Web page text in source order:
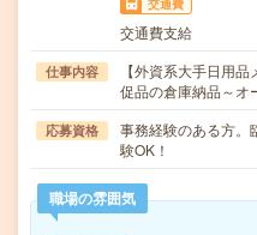
交通費
交通費支給
仕事内容
【外資系大手日用
促品の倉庫納品～
応募資格
事務経験のある方。
験OK！
職場の雰囲気